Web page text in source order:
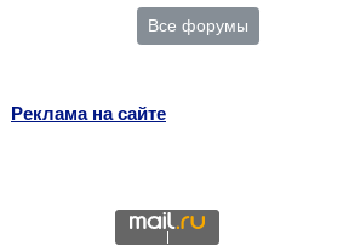
Все форумы
Реклама на сайте